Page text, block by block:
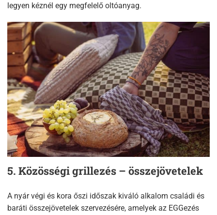
legyen kéznél egy megfelelő oltóanyag.
5. Közösségi grillezés – összejövetelek
A nyár végi és kora őszi időszak kiváló alkalom családi és
baráti összejövetelek szervezésére, amelyek az EGGezés